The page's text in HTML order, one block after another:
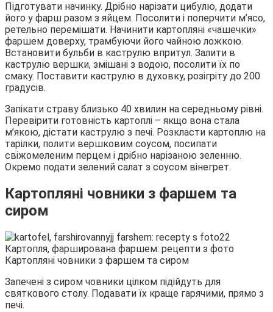
Підготувати начинку. Дрібно нарізати цибулю, додати
його у фарш разом з яйцем. Посолити і поперчити м’ясо,
ретельно перемішати. Начинити картопляні «чашечки»
фаршем доверху, трамбуючи його чайною ложкою.
Встановити бульби в каструлю впритул. Залити в
каструлю вершки, змішані з водою, посолити їх по
смаку. Поставити каструлю в духовку, розігріту до 200
градусів.
Запікати страву близько 40 хвилин на середньому рівні.
Перевірити готовність картоплі – якщо вона стала
м’якою, дістати каструлю з печі. Розкласти картоплю на
тарілки, полити вершковим соусом, посипати
свіжомеленим перцем і дрібно нарізаною зеленню.
Окремо подати зелений салат з соусом вінегрет.
Картопляні човники з фаршем та
сиром
Картопляні човники з фаршем та сиром
Запечені з сиром човники цілком підійдуть для
святкового столу. Подавати їх краще гарячими, прямо з
печі.